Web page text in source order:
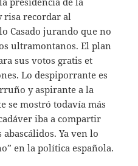
risa recordar al
Casado jurando que no
ultramontanos. El plan
sus votos gratis et
Lo despiporrante es
y aspirante a la
se mostró todavía más
iba a compartir
Ya ven lo
en la política española.